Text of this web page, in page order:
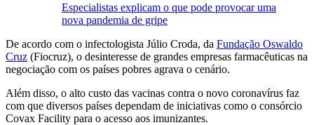
Especialistas explicam o que pode provocar uma
nova pandemia de gripe
De acordo com o infectologista Júlio Croda, da Fundação Oswaldo
Cruz (Fiocruz), o desinteresse de grandes empresas farmacêuticas na
negociação com os países pobres agrava o cenário.
Além disso, o alto custo das vacinas contra o novo coronavírus faz
com que diversos países dependam de iniciativas como o consórcio
Covax Facility para o acesso aos imunizantes.